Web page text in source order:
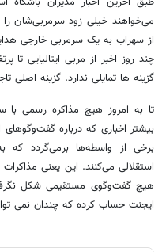
می‌خواهند خیلی زود سرمربی‌شان را
از سهراب به یک سرمربی خارجی
چند روز اخبر از مربی ایتالیایی تا
گزینه ها تمایلی ندارد. گزینه اصلی
تا به امروز هیچ مذاکره رسمی با
بیشتر اخباری که درباره
برخی از واسطه‌ها برمی‌گردد که
استقلالی می‌کنند. این یعنی
هیچ گفت‌وگوی مستقیمی شکل
ایجنت حساب کرده که چندان نمی